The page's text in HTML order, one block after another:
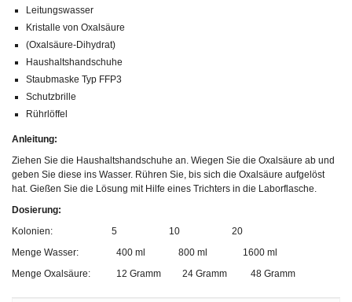
Leitungswasser
Kristalle von Oxal säure
(Oxal säure-Dihydrat)
Haushaltshandschuhe
Staubmaske Typ FFP3
Schutzbrille
Rührlöffel
Anleitung:
Ziehen Sie die Haushaltshandschuhe an. Wiegen Sie die Oxal säure ab und
geben Sie diese ins Wasser. Rühren Sie, bis sich die Oxal säure aufgelöst
hat. Gießen Sie die Lösung mit Hilfe eines Trichters in die Laborflasche.
Dosierung:
Kolonien:
5 10
20
Menge Wasser:
400 ml 800 ml
1600 ml
Menge Oxal säure: 12 Gramm 24 Gramm 48 Gramm